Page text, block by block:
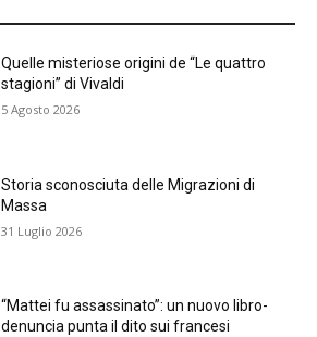
Quelle misteriose origini de “Le quattro
stagioni” di Vivaldi
5 Agosto 2026
Storia sconosciuta delle Migrazioni di
Massa
31 Luglio 2026
“Mattei fu assassinato”: un nuovo libro-
denuncia punta il dito sui francesi